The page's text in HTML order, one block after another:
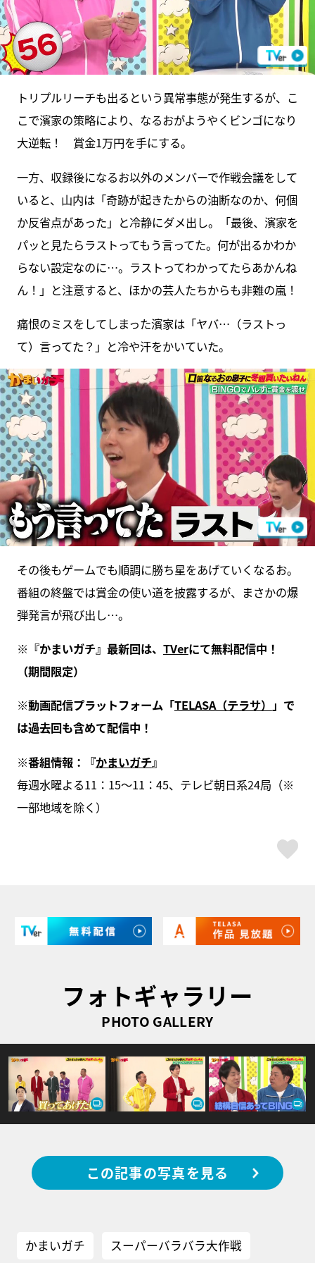
トリプルリーチも出るという異常事態が発生するが、こ
こで濱家の策略により、なるおがようやくビンゴになり
大逆転！ 賞金1万円を手にする。
一方、収録後になるお以外のメンバーで作戦会議をして
いると、山内は「奇跡が起きたからの油断なのか、何個
か反省点があった」と冷静にダメ出し。「最後、濱家を
パッと見たらラストってもう言ってた。何が出るかわか
らない設定なのに…。ラストってわかってたらあかんね
ん！」と注意すると、ほかの芸人たちからも非難の嵐！
痛恨のミスをしてしまった濱家は「ヤバ…（ラストっ
て）言ってた？」と冷や汗をかいていた。
その後もゲームでも順調に勝ち星をあげていくなるお。
番組の終盤では賞金の使い道を披露するが、まさかの爆
弾発言が飛び出し…。
※『かまいガチ』最新回は、 TVerにて無料配信中！
（期間限定）
※動画配信プラットフォーム「TELASA（テラサ） 」で
は過去回も含めて配信中！
※番組情報：『かまいガチ』
毎週水曜よる11：15～11：45、テレビ朝日系24局（※
一部地域を除く）
フォトギャラリー
PHOTO GALLERY
この記事の写真を見る
かまいガチ スーパーバラバラ大作戦